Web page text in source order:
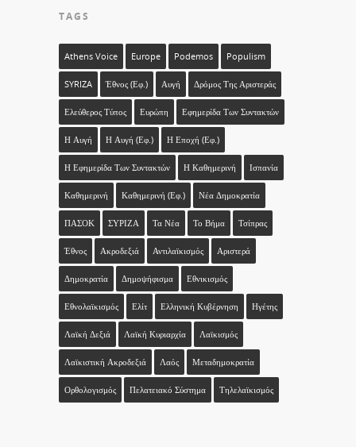
TAGS
Athens Voice Europe Podemos Populism
SYRIZA Έθνος (εφ.) Αυγή Δρόμος Της Αριστεράς
Ελεύθερος Τύπος Ευρώπη Εφημερίδα Των Συντακτών
Η Αυγή Η Αυγή (εφ.) Η Εποχή (εφ.)
Η Εφημερίδα Των Συντακτών Η Καθημερινή Ισπανία
Καθημερινή Καθημερινή (εφ.) Νέα Δημοκρατία
ΠΑΣΟΚ ΣΥΡΙΖΑ Τα Νέα Το Βήμα Τσίπρας
Έθνος Ακροδεξιά Αντιλαϊκισμός Αριστερά
Δημοκρατία Δημοψήφισμα Εθνικισμός
Εθνολαϊκισμός Ελίτ Ελληνική Κυβέρνηση Ηγέτης
Λαϊκή Δεξιά Λαϊκή Κυριαρχία Λαϊκισμός
Λαϊκιστική Ακροδεξιά Λαός Μεταδημοκρατία
Ορθολογισμός Πελατειακό Σύστημα Τηλελαϊκισμός